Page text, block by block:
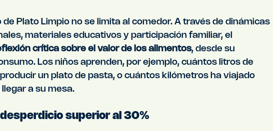
de Plato Limpio no se limita al comedor. A través de dinámicas
materiales educativos y participación familiar, el
crítica sobre el valor de los alimentos, desde su
Los niños aprenden, por ejemplo, cuántos litros de
un plato de pasta, o cuántos kilómetros ha viajado
a su mesa.
superior al 30%